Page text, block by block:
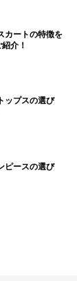
カートの特徴を
介！
ップスの選び
ピースの選び